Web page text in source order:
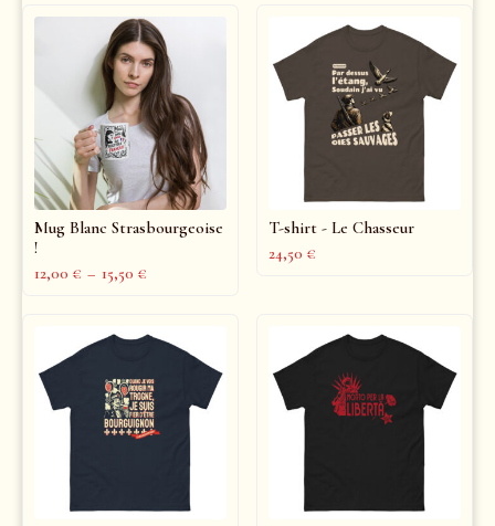
Mug Blanc Strasbourgeoise
!
12,00 € – 15,50 €
T-shirt - Le Chasseur
24,50 €